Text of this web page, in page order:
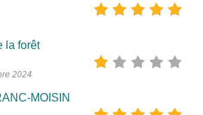
la forêt
2024
MOISIN